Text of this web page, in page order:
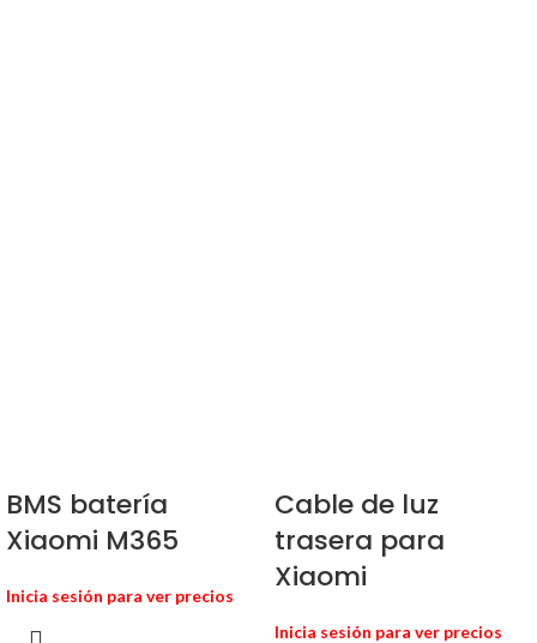
BMS batería
Xiaomi M365
Inicia sesión para ver precios
Cable de luz
trasera para
Xiaomi
Inicia sesión para ver precios